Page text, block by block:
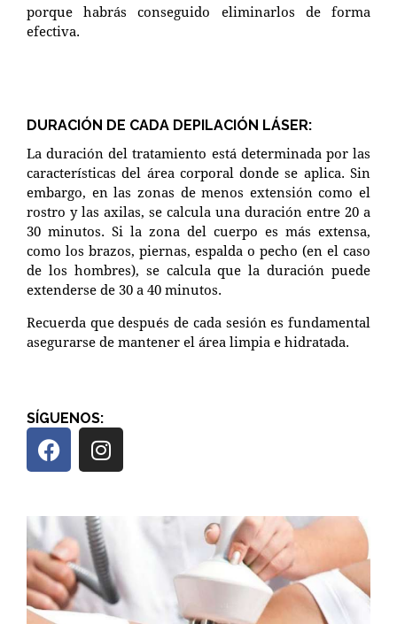
porque habrás conseguido eliminarlos de forma
efectiva.
DURACIÓN DE CADA DEPILACIÓN LÁSER:
La duración del tratamiento está determinada por las
características del área corporal donde se aplica. Sin
embargo, en las zonas de menos extensión como el
rostro y las axilas, se calcula una duración entre 20 a
30 minutos. Si la zona del cuerpo es más extensa,
como los brazos, piernas, espalda o pecho (en el caso
de los hombres), se calcula que la duración puede
extenderse de 30 a 40 minutos.
Recuerda que después de cada sesión es fundamental
asegurarse de mantener el área limpia e hidratada.
SÍGUENOS: